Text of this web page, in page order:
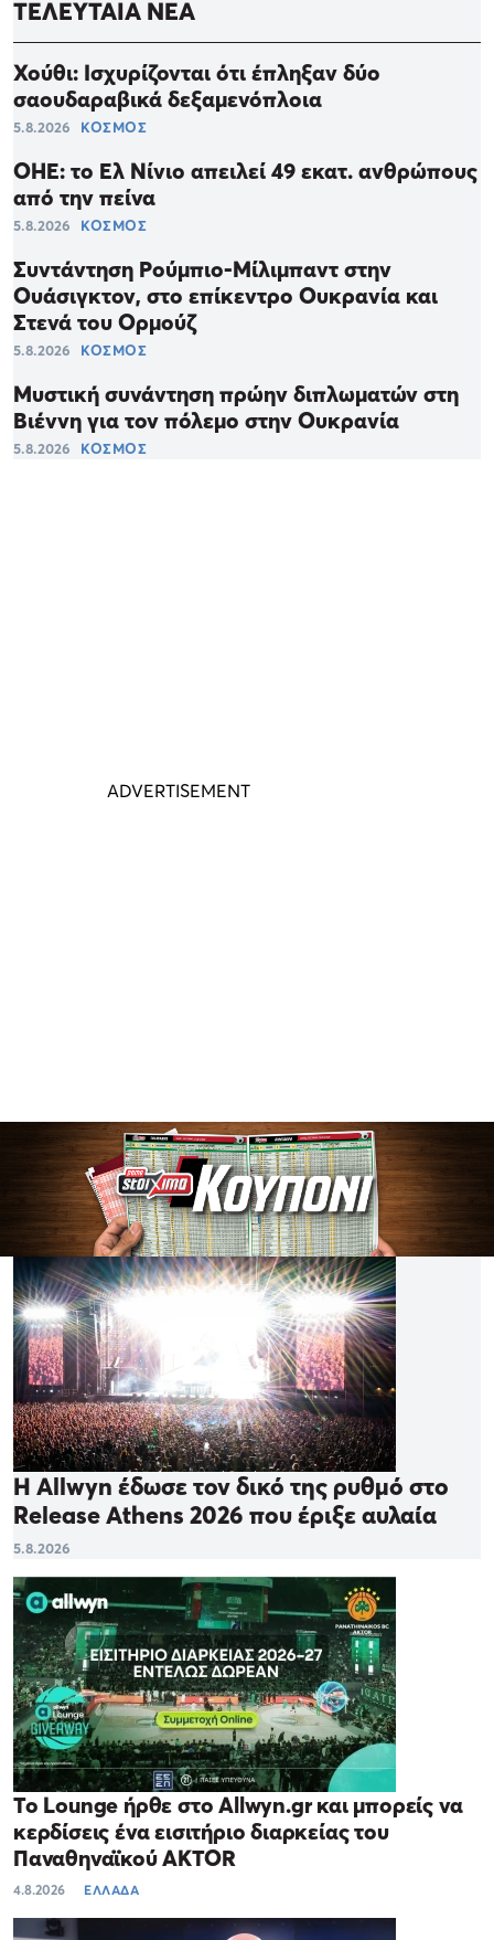
ΤΕΛΕΥΤΑΙΑ ΝΕΑ
Χούθι: Ισχυρίζονται ότι έπληξαν δύο
σαουδαραβικά δεξαμενόπλοια
5.8.2026 ΚΟΣΜΟΣ
ΟΗΕ: το Ελ Νίνιο απειλεί 49 εκατ. ανθρώπους
από την πείνα
5.8.2026 ΚΟΣΜΟΣ
Συντάντηση Ρούμπιο-Μίλιμπαντ στην
Ουάσιγκτον, στο επίκεντρο Ουκρανία και
Στενά του Ορμούζ
5.8.2026 ΚΟΣΜΟΣ
Μυστική συνάντηση πρώην διπλωματών στη
Βιέννη για τον πόλεμο στην Ουκρανία
5.8.2026 ΚΟΣΜΟΣ
Η Allwyn έδωσε τον δικό της ρυθμό στο
Release Athens 2026 που έριξε αυλαία
5.8.2026
Το Lounge ήρθε στο Allwyn.gr και μπορείς να
κερδίσεις ένα εισιτήριο διαρκείας του
Παναθηναϊκού AKTOR
4.8.2026 ΕΛΛΑΔΑ